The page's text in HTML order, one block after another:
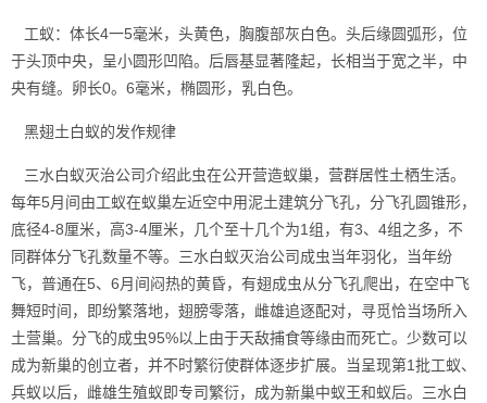
工蚁：体长4一5毫米，头黄色，胸腹部灰白色。头后缘圆弧形，位
于头顶中央，呈小圆形凹陷。后唇基显著隆起，长相当于宽之半，中
央有缝。卵长0。6毫米，椭圆形，乳白色。
黑翅土白蚁的发作规律
三水白蚁灭治公司介绍此虫在公开营造蚁巢，营群居性土栖生活。
每年5月间由工蚁在蚁巢左近空中用泥土建筑分飞孔，分飞孔圆锥形，
底径4-8厘米，高3-4厘米，几个至十几个为1组，有3、4组之多，不
同群体分飞孔数量不等。三水白蚁灭治公司成虫当年羽化，当年纷
飞，普通在5、6月间闷热的黄昏，有翅成虫从分飞孔爬出，在空中飞
舞短时间，即纷繁落地，翅膀零落，雌雄追逐配对，寻觅恰当场所入
土营巢。分飞的成虫95%以上由于天敌捕食等缘由而死亡。少数可以
成为新巢的创立者，并不时繁衍使群体逐步扩展。当呈现第1批工蚁、
兵蚁以后，雌雄生殖蚁即专司繁衍，成为新巢中蚁王和蚁后。三水白